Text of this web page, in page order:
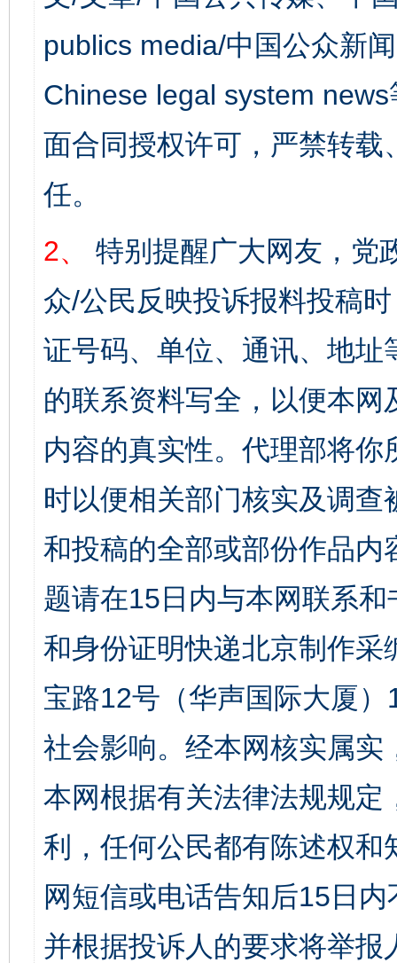
publics media/中国公众新
Chinese legal system
面合同授权许可，严禁转
任。
2、
特别提醒广大网友，党
众/公民反映投诉报料投稿
证号码、单位、通讯、地
的联系资料写全，以便本
内容的真实性。代理部将
时以便相关部门核实及调
和投稿的全部或部份作品
题请在15日内与本网联系
和身份证明快递北京制作
宝路12号（华声国际大厦
社会影响。经本网核实属
本网根据有关法律法规规
利，任何公民都有陈述权
网短信或电话告知后15日
并根据投诉人的要求将举